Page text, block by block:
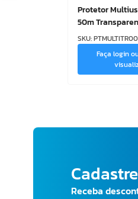
Protetor
50m
SKU:PTMULTITR00
Faça login
Receba